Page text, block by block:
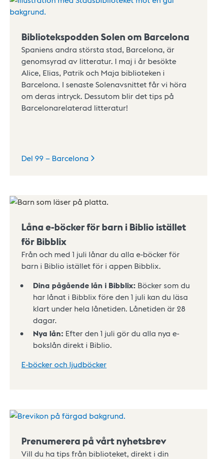
Bibliotekspodden Solen om Barcelona
Spaniens andra största stad, Barcelona, är
genomsyrad av litteratur. I maj i år besökte
Alice, Elias, Patrik och Maja biblioteken i
Barcelona. I senaste Solenavsnittet får vi höra
om deras intryck. Dessutom blir det tips på
Barcelonarelaterad litteratur!
Del 99 – Barcelona
Låna e-böcker för barn i Biblio istället
för Bibblix
Från och med 1 juli lånar du alla e-böcker för
barn i Biblio istället för i appen Bibblix.
Dina pågående lån i Bibblix: Böcker som du
har lånat i Bibblix före den 1 juli kan du läsa
klart under hela lånetiden. Lånetiden är 28
dagar.
Nya lån: Efter den 1 juli gör du alla nya e-
bokslån direkt i Biblio.
E-böcker och ljudböcker
Prenumerera på vårt nyhetsbrev
Vill du ha tips från biblioteket, direkt i din